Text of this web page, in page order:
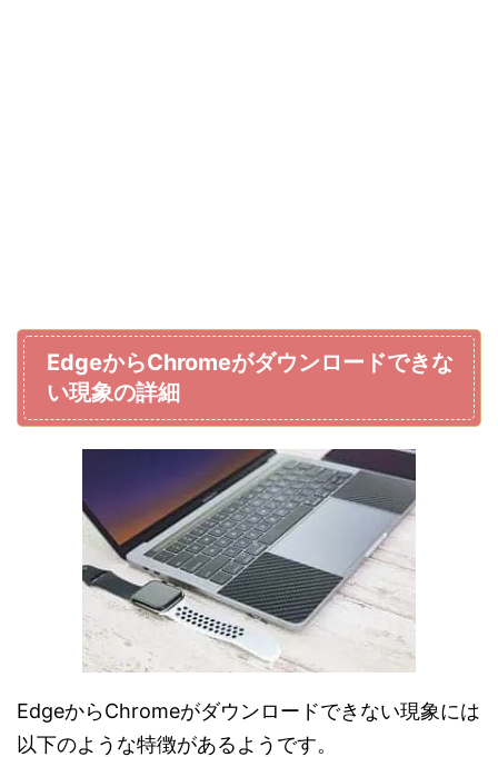
EdgeからChromeがダウンロードできな
い現象の詳細
EdgeからChromeがダウンロードできない現象には
以下のような特徴があるようです。